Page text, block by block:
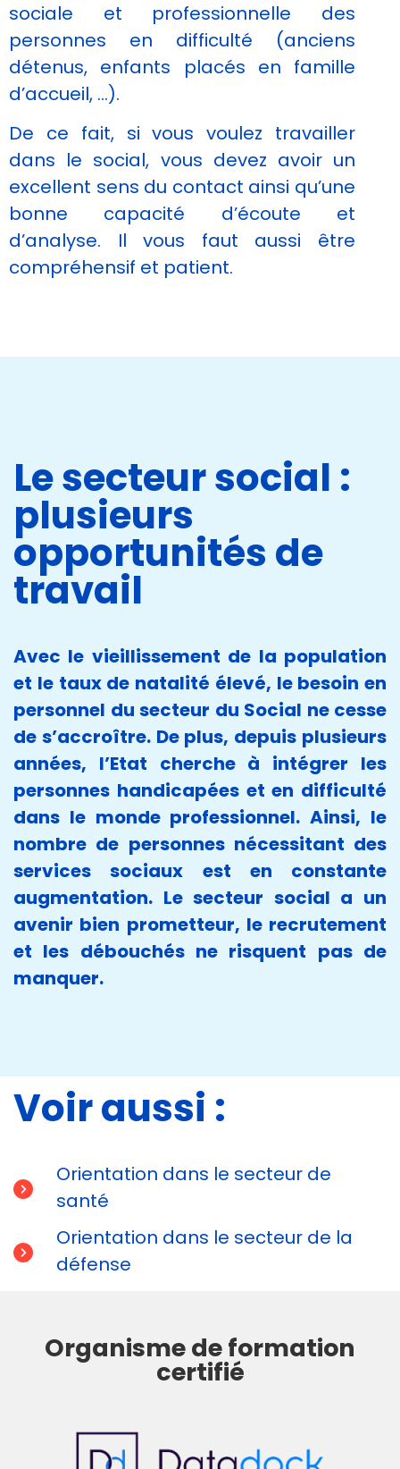
sociale et professionnelle des
personnes en difficulté (anciens
détenus, enfants placés en famille
d’accueil, …).
De ce fait, si vous voulez travailler
dans le social, vous devez avoir un
excellent sens du contact ainsi qu’une
bonne capacité d’écoute et
d’analyse. Il vous faut aussi être
compréhensif et patient.
Le secteur social :
plusieurs
opportunités de
travail
Avec le vieillissement de la population
et le taux de natalité élevé, le besoin en
personnel du secteur du Social ne cesse
de s’accroître. De plus, depuis plusieurs
années, l’Etat cherche à intégrer les
personnes handicapées et en difficulté
dans le monde professionnel. Ainsi, le
nombre de personnes nécessitant des
services sociaux est en constante
augmentation. Le secteur social a un
avenir bien prometteur, le recrutement
et les débouchés ne risquent pas de
manquer.
Voir aussi :
Orientation dans le secteur de
santé
Orientation dans le secteur de la
défense
Organisme de formation
certifié